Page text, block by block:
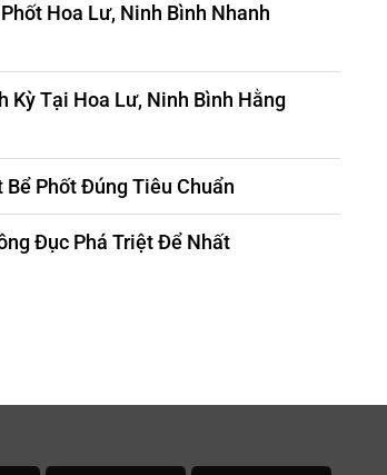
Hoa Lư, Ninh Bình Nhanh
Kỳ Tại Hoa Lư, Ninh Bình Hằng
Bể Phốt Đúng Tiêu Chuẩn
Đục Phá Triệt Để Nhất